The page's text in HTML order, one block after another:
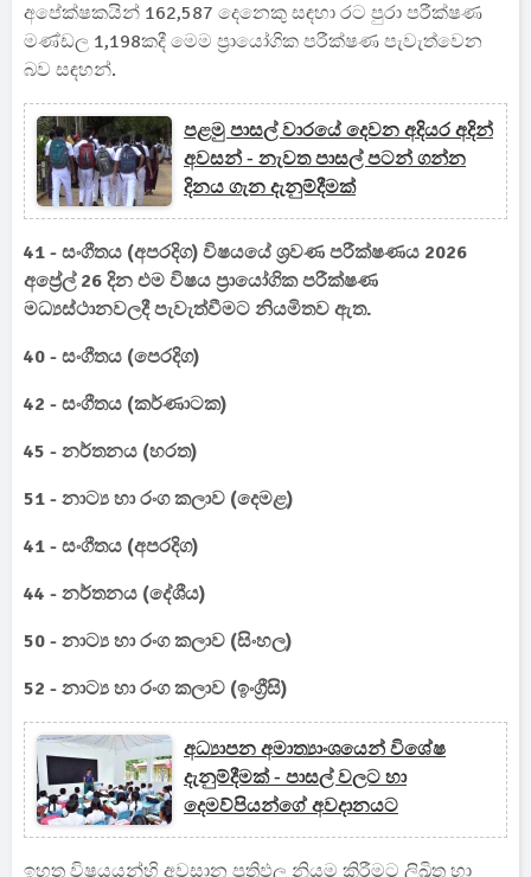
අපේක්ෂකයින් 162,587 දෙනෙකු සඳහා රට පුරා පරීක්ෂණ
මණ්ඩල 1,198කදී මෙම ප්‍රායෝගික පරීක්ෂණ පැවැත්වෙන
බව සඳහන්.
පළමු පාසල් වාරයේ දෙවන අදියර අදින්
අවසන් - නැවත පාසල් පටන් ගන්න
දිනය ගැන දැනුම්දීමක්
41 - සංගීතය (අපරදිග) විෂයයේ ශ්‍රවණ පරීක්ෂණය 2026
අප්‍රේල් 26 දින එම විෂය ප්‍රායෝගික පරීක්ෂණ
මධ්‍යස්ථානවලදී පැවැත්වීමට නියමිතව ඇත.
40 - සංගීතය (පෙරදිග)
42 - සංගීතය (කර්ණාටක)
45 - නර්තනය (හරත)
51 - නාට්‍ය හා රංග කලාව (දෙමළ)
41 - සංගීතය (අපරදිග)
44 - නර්තනය (දේශීය)
50 - නාට්‍ය හා රංග කලාව (සිංහල)
52 - නාට්‍ය හා රංග කලාව (ඉංග්‍රීසි)
අධ්‍යාපන අමාත්‍යාංශයෙන් විශේෂ
දැනුම්දීමක් - පාසල් වලට හා
දෙමව්පියන්ගේ අවදානයට
ඉහත විෂයයන්හි අවසාන ප්‍රතිඵල නියම කිරීමට ලිඛිත හා